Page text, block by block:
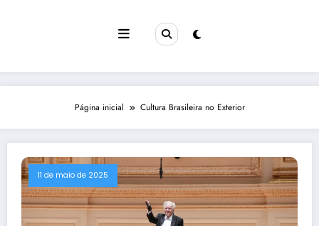
Página inicial Cultura Brasileira no Exterior
11 de maio de 2025